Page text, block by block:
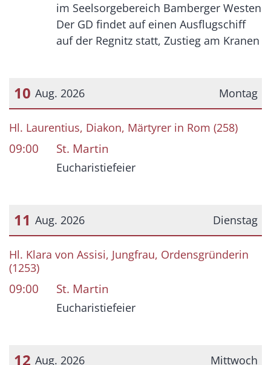
im Seelsorgebereich Bamberger Westen
Der GD findet auf einen Ausflugschiff
auf der Regnitz statt, Zustieg am Kranen
Montag
10 Aug. 2026
Datum: 10. August 2026
Hl. Laurentius, Diakon, Märtyrer in Rom (258)
09:00 St. Martin
Eucharistiefeier
Dienstag
11 Aug. 2026
Datum: 11. August 2026
Hl. Klara von Assisi, Jungfrau, Ordensgründerin
(1253)
09:00 St. Martin
Eucharistiefeier
Mittwoch
12 Aug. 2026